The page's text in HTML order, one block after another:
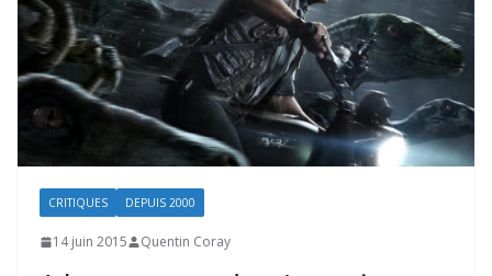
CRITIQUES DEPUIS 2000
14 juin 2015 Quentin Coray